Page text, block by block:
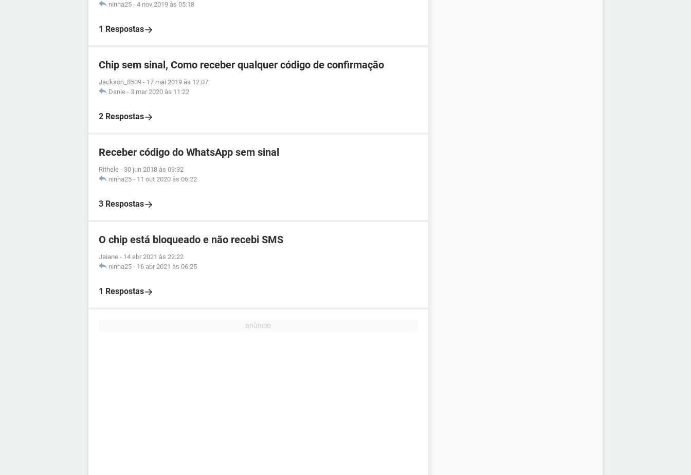
ninha25 - 4 nov 2019 às 05:18
1 Respostas
Chip sem sinal, Como receber qualquer código de confirmação
Jackson_8509 - 17 mai 2019 às 12:07
Danie - 3 mar 2020 às 11:22
2 Respostas
Receber código do WhatsApp sem sinal
Rithele - 30 jun 2018 às 09:32
ninha25 - 11 out 2020 às 06:22
3 Respostas
O chip está bloqueado e não recebi SMS
Jaiane - 14 abr 2021 às 22:22
ninha25 - 16 abr 2021 às 06:25
1 Respostas